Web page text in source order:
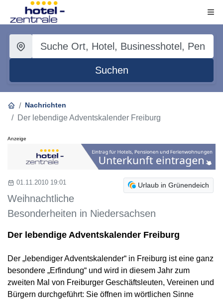
Suchen
Nachrichten
Der lebendige Adventskalender Freiburg
Anzeige
Urlaub in Grünendeich
01.11.2010 19:01
Weihnachtliche
Besonderheiten in Niedersachsen
Der lebendige Adventskalender Freiburg
Der „lebendiger Adventskalender“ in Freiburg ist eine ganz
besondere „Erfindung“ und wird in diesem Jahr zum
zweiten Mal von Freiburger Geschäftsleuten, Vereinen und
Bürgern durchgeführt: Sie öffnen im wörtlichen Sinne